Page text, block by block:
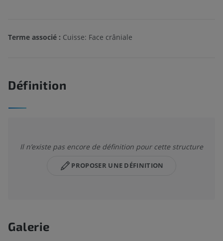
Terme associé : Cuisse: Face crâniale
Définition
Il n’existe pas encore de définition pour cette structure
PROPOSER UNE DÉFINITION
Galerie